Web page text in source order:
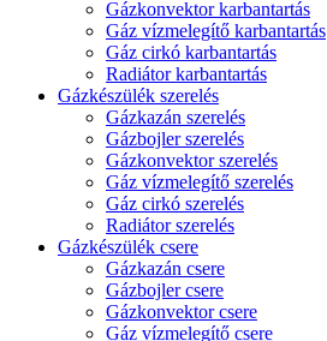
Gázkonvektor karbantartás
Gáz vízmelegítő karbantartás
Gáz cirkó karbantartás
Radiátor karbantartás
Gázkészülék szerelés
Gázkazán szerelés
Gázbojler szerelés
Gázkonvektor szerelés
Gáz vízmelegítő szerelés
Gáz cirkó szerelés
Radiátor szerelés
Gázkészülék csere
Gázkazán csere
Gázbojler csere
Gázkonvektor csere
Gáz vízmelegítő csere